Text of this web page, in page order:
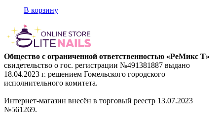
В корзину
Общество с ограниченной ответственностью «РеМикс Т»
свидетельство о гос. регистрации №491381887 выдано
18.04.2023 г. решением Гомельского городского
исполнительного комитета.
Интернет-магазин внесён в торговый реестр 13.07.2023
№561269.